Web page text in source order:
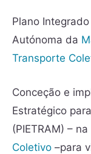
Plano
Autónoma da
Transporte
Conceção e
Estratégico
(PIETRAM) –
Coletivo –para